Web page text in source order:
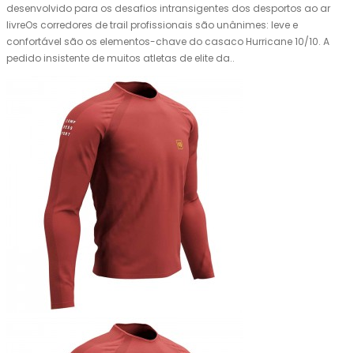
desenvolvido para os desafios intransigentes dos desportos ao ar
livreOs corredores de trail profissionais são unânimes: leve e
confortável são os elementos-chave do casaco Hurricane 10/10. A
pedido insistente de muitos atletas de elite da..